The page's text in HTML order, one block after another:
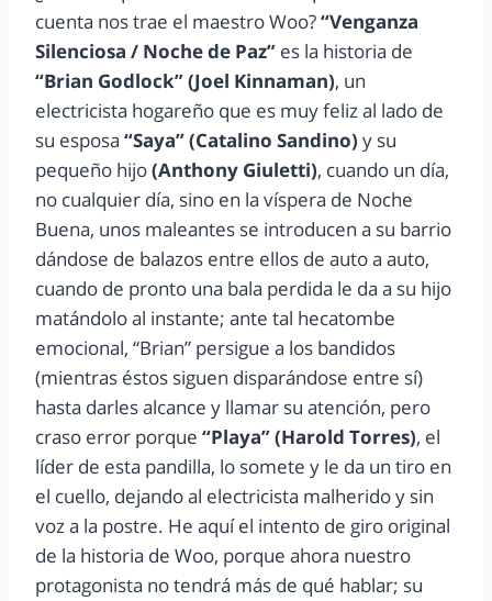
cuenta nos trae el maestro Woo?“Venganza
Silenciosa / Noche de Paz” es la historia de
“Brian Godlock” (Joel Kinnaman), un
electricista hogareño que es muy feliz al lado de
su esposa “Saya” (Catalino Sandino) y su
pequeño hijo(Anthony Giuletti), cuando un día,
no cualquier día, sino en la víspera de Noche
Buena, unos maleantes se introducen a su barrio
dándose de balazos entre ellos de auto a auto,
cuando de pronto una bala perdida le da a su hijo
matándolo al instante; ante tal hecatombe
emocional, “Brian” persigue a los bandidos
(mientras éstos siguen disparándose entre sí)
hasta darles alcance y llamar su atención, pero
craso error porque “Playa” (Harold Torres), el
líder de esta pandilla, lo somete y le da un tiro en
el cuello, dejando al electricista malherido y sin
voz a la postre. He aquí el intento de giro original
de la historia de Woo, porque ahora nuestro
protagonista no tendrá más de qué hablar; su